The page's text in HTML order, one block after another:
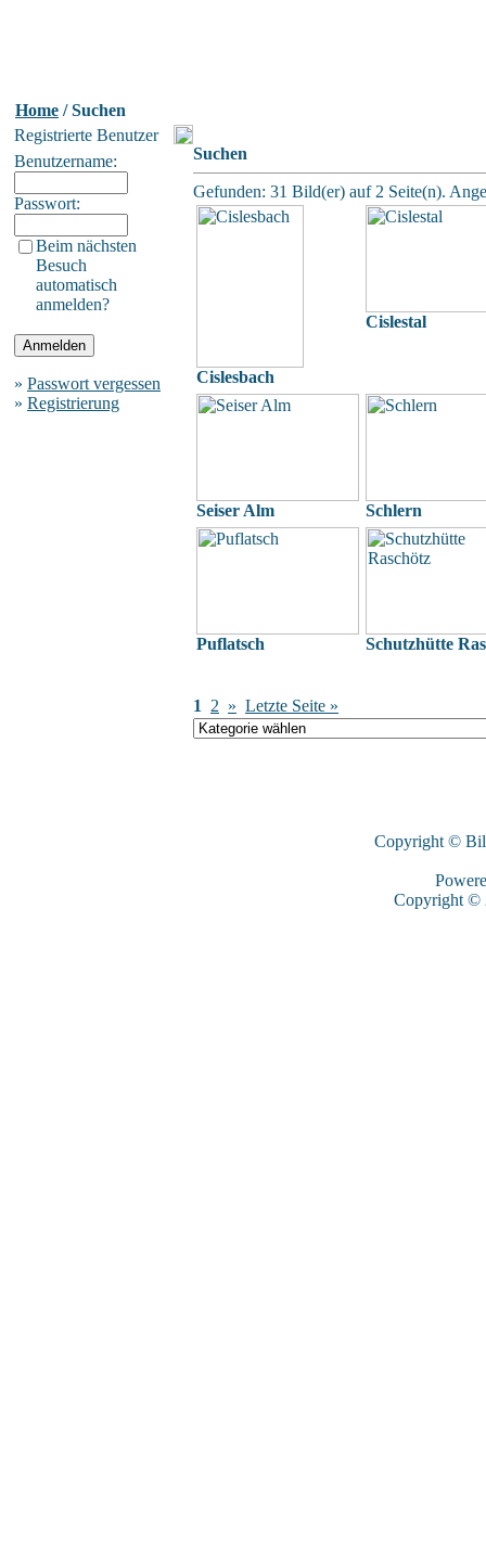
Home / Suchen
Registrierte Benutzer
Benutzername:
Passwort:
Beim nächsten
Besuch
automatisch
anmelden?
» Passwort vergessen
» Registrierung
Suchen
Gefunden: 31 Bild(er) auf 2 Seite(n).
Cislesbach
Cislestal
Seiser Alm Schlern
Puflatsch Schutzhütte
1 2 » Letzte Seite »
Copyright ©
Copyright ©